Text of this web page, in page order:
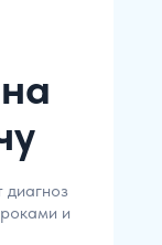
диагноз
и